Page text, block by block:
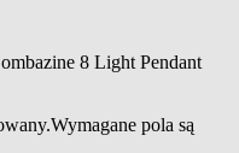
8 Light Pendant
Wymagane pola są